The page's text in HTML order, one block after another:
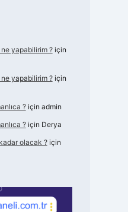
yapabilirim ?için
yapabilirim ?için
?için admin
?için Derya
olacak ?için